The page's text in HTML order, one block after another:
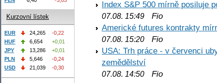
Index S&P 500 mírně posiluje
07.08. 15:49 Fio
Americké futures kontrakty
07.08. 15:20 Fio
USA: Trh práce - v červenci
zemědělství
07.08. 14:50 Fio
Kurzovní lístek
EUR 24,265
-0,22
HUF
6,654
+0,01
JPY
13,286
+0,01
PLN
5,646
-0,24
USD
21,039 -0,30